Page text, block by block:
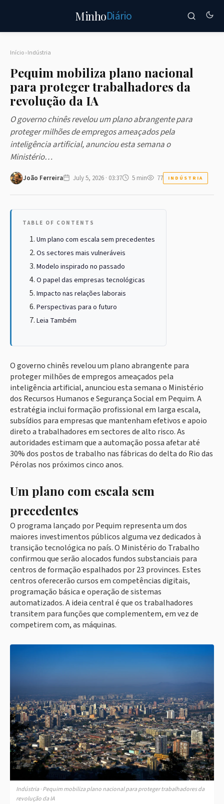
MinhoDiário
Início›Indústria
Pequim mobiliza plano nacional
para proteger trabalhadores da
revolução da IA
O governo chinês revelou um plano abrangente para
proteger milhões de empregos ameaçados pela
inteligência artificial, anunciou esta semana o
Ministério…
João Ferreira July 5, 2026 · 03:37 5 min 77 INDÚSTRIA
TABLE OF CONTENTS
Um plano com escala sem precedentes
Os sectores mais vulneráveis
Modelo inspirado no passado
O papel das empresas tecnológicas
Impacto nas relações laborais
Perspectivas para o futuro
Leia Também
O governo chinês revelou um plano abrangente para
proteger milhões de empregos ameaçados pela
inteligência artificial, anunciou esta semana o Ministério
dos Recursos Humanos e Segurança Social em Pequim. A
estratégia inclui formação profissional em larga escala,
subsídios para empresas que mantenham efetivos e apoio
direto a trabalhadores em sectores de alto risco. As
autoridades estimam que a automação possa afetar até
30% dos postos de trabalho nas fábricas do delta do Rio das
Pérolas nos próximos cinco anos.
Um plano com escala sem
precedentes
O programa lançado por Pequim representa um dos
maiores investimentos públicos alguma vez dedicados à
transição tecnológica no país. O Ministério do Trabalho
confirmou que serão alocados fundos substanciais para
centros de formação espalhados por 23 provinces. Estes
centros oferecerão cursos em competências digitais,
programação básica e operação de sistemas
automatizados. A ideia central é que os trabalhadores
transitem para funções que complementem, em vez de
competirem com, as máquinas.
Indústria · Pequim mobiliza plano nacional para proteger trabalhadores da
revolução da IA